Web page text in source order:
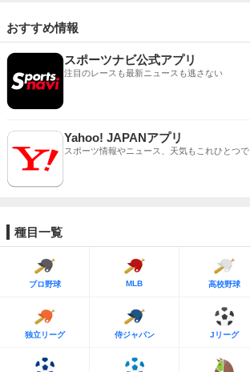
おすすめ情報
スポーツナビ公式アプリ
注目のレースも最新ニュースも逃さない
Yahoo! JAPANアプリ
スポーツ情報やニュース、天気もこれひとつで
種目一覧
プロ野球 MLB 高校野球
独立リーグ 侍ジャパン Jリーグ